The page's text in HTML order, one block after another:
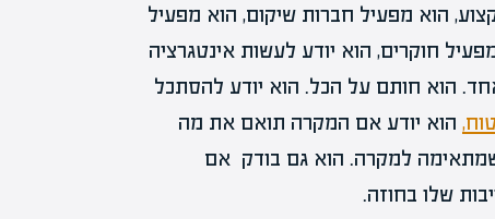
הוא מפעיל חברות שיקום, הוא מפעיל
חוקרים, הוא יודע לעשות אינטגרציה
הוא חותם על הכל. הוא יודע להסתכל
הוא יודע אם המקרה תואם את מה
למקרה. הוא גם בודק אם
שלו בחוזה.